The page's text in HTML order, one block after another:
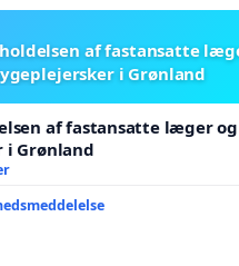
af fastansatte
i Grønland
af fastansatte læger og
i Grønland